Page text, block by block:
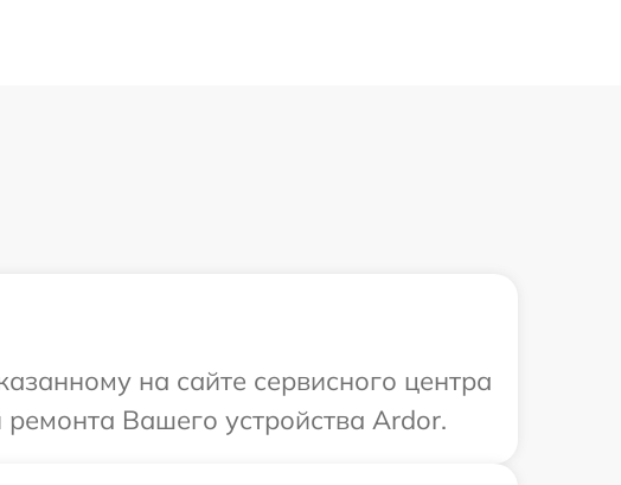
на сайте сервисного центра
Вашего устройства Ardor.